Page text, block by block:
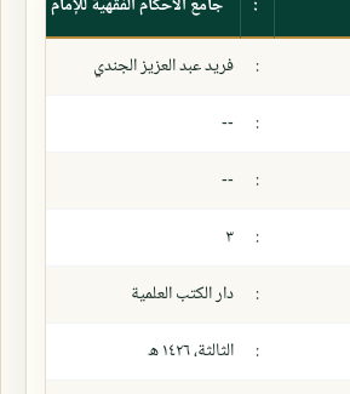
:
فريد عبد العزيز الجندي
:
--
:
--
:
٣
:
دار الكتب العلمية
:
الثالثة، ١٤٢٦ ھ